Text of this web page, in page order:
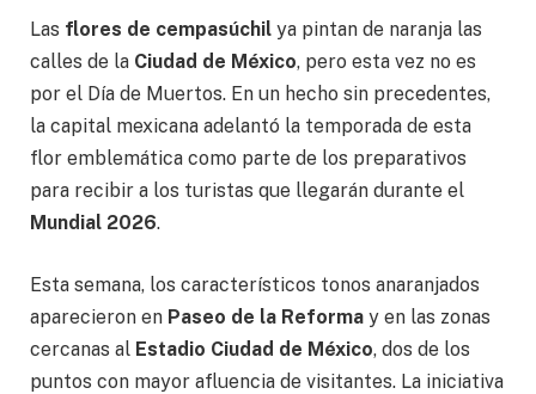
Las flores de cempasúchil ya pintan de naranja las
calles de la Ciudad de México, pero esta vez no es
por el Día de Muertos. En un hecho sin precedentes,
la capital mexicana adelantó la temporada de esta
flor emblemática como parte de los preparativos
para recibir a los turistas que llegarán durante el
Mundial 2026.
Esta semana, los característicos tonos anaranjados
aparecieron en Paseo de la Reforma y en las zonas
cercanas al Estadio Ciudad de México, dos de los
puntos con mayor afluencia de visitantes. La iniciativa